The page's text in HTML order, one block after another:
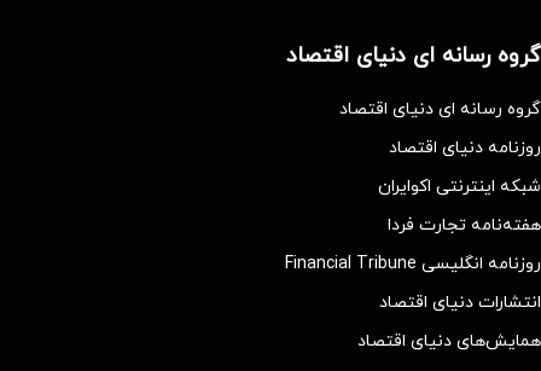
گروه رسانه ای دنیای اقتصاد
گروه رسانه ای دنیای اقتصاد
روزنامه دنیای اقتصاد
شبکه اینترنتی اکوایران
هفته‌نامه تجارت فردا
روزنامه انگلیسی Financial Tribune
انتشارات دنیای اقتصاد
همایش‌های دنیای اقتصاد